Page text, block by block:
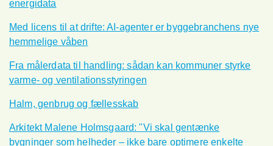
energidata
Med licens til at drifte: AI-agenter er byggebranchens nye
hemmelige våben
Fra målerdata til handling: sådan kan kommuner styrke
varme- og ventilationsstyringen
Halm, genbrug og fællesskab
Arkitekt Malene Holmsgaard: "Vi skal gentænke
bygninger som helheder – ikke bare optimere enkelte